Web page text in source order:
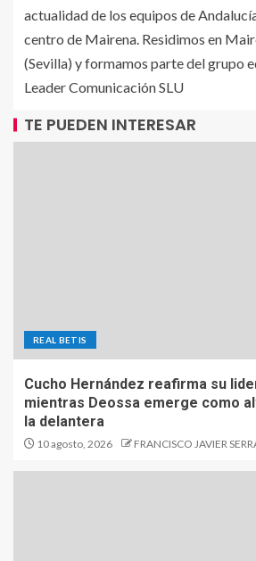
actualidad de los equipos de
centro de Mairena. Residimos en
(Sevilla) y formamos parte del grupo
Leader Comunicación SLU
TE PUEDEN INTERESAR
REAL BETIS
Cucho Hernández reafirma su
mientras Deossa emerge como
la delantera
10 agosto, 2026 FRANCISCO JAVIER